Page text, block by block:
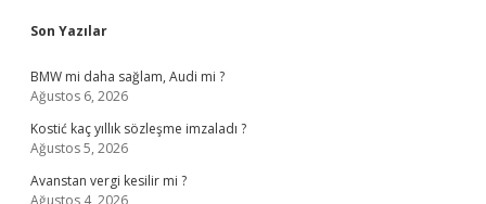
Sidebar
Son Yazılar
BMW mi daha sağlam, Audi mi ?
Ağustos 6, 2026
Kostić kaç yıllık sözleşme imzaladı ?
Ağustos 5, 2026
Avanstan vergi kesilir mi ?
Ağustos 4, 2026